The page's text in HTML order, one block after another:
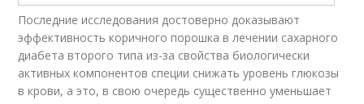
Последние исследования достоверно доказывают
эффективность коричного порошка в лечении сахарного
диабета второго типа из-за свойства биологически
активных компонентов специи снижать уровень глюкозы
в крови, а это, в свою очередь существенно уменьшает